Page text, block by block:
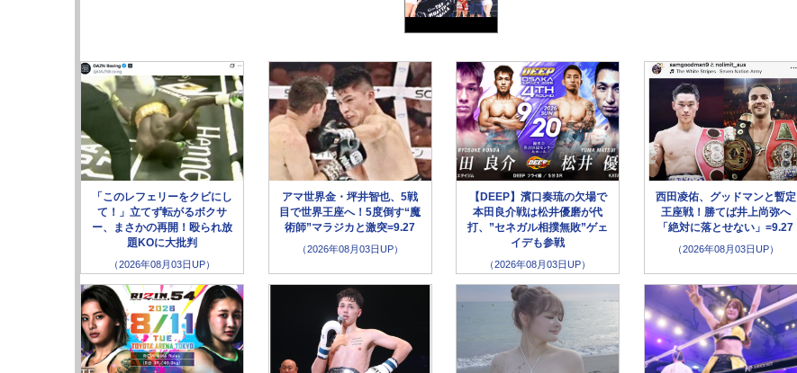
「このレフェリーをクビにし
て！」立てず転がるボクサ
ー、まさかの再開！殴られ放
題KOに大批判
（2026年08月03日UP）
アマ世界金・坪井智也、5戦
目で世界王座へ！5度倒す“魔
術師”マラジカと激突=9.27
（2026年08月03日UP）
【DEEP】濱口奏琉の欠場で
本田良介戦は松井優磨が代
打、”セネガル相撲無敗”ゲェ
イデも参戦
（2026年08月03日UP）
西田凌佑、グッドマンと暫定
王座戦！勝てば井上尚弥へ
「絶対に落とせない」=9.27
（2026年08月03日UP）